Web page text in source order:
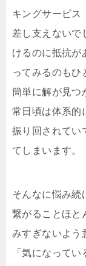
キングサービス
差し支えないで
けるのに抵抗が
ってみるのもひ
簡単に解が見つ
常日頃は体系的
振り回されてい
てしまいます。
そんなに悩み続
繋がることほと
みすぎないよう
「気になって